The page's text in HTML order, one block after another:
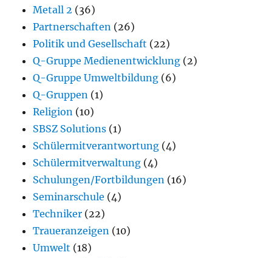
Metall 2 (36)
Partnerschaften (26)
Politik und Gesellschaft (22)
Q-Gruppe Medienentwicklung (2)
Q-Gruppe Umweltbildung (6)
Q-Gruppen (1)
Religion (10)
SBSZ Solutions (1)
Schülermitverantwortung (4)
Schülermitverwaltung (4)
Schulungen/Fortbildungen (16)
Seminarschule (4)
Techniker (22)
Traueranzeigen (10)
Umwelt (18)